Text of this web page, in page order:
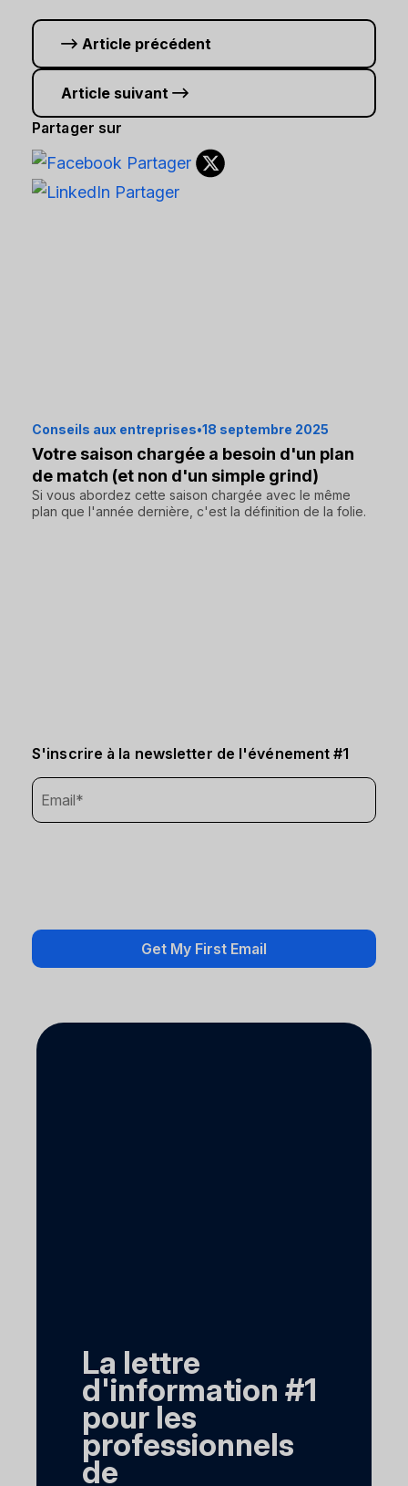
Article précédent
Article suivant
Partager sur
Conseils aux entreprises•18 septembre 2025
Votre saison chargée a besoin d'un plan
de match (et non d'un simple grind)
Si vous abordez cette saison chargée avec le même
plan que l'année dernière, c'est la définition de la folie.
S'inscrire à la newsletter de l'événement #1
La lettre
d'information #1
pour les
professionnels
de